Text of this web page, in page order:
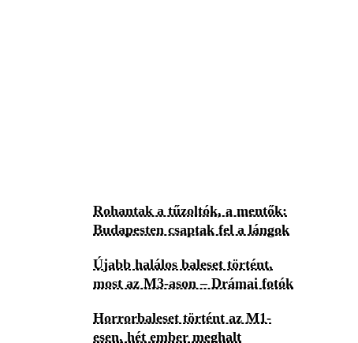
Rohantak a tűzoltók, a mentők:
Budapesten csaptak fel a lángok
Újabb halálos baleset történt,
most az M3-ason – Drámai fotók
Horrorbaleset történt az M1-
esen, hét ember meghalt